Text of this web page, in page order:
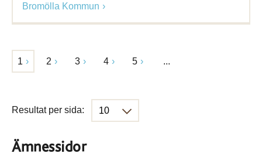
Bromölla Kommun
1 2 3 4 5 ...
Resultat per sida:
Ämnessidor